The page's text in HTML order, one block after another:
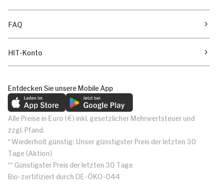
FAQ
HIT-Konto
Entdecken Sie unsere Mobile App
Alle Preise in Euro (€) inkl. gesetzlicher Mehrwertsteuer und
zzgl. Pfand.
* Wiederholt günstig: Unser günstigster Preis der letzten 30
Tage (Aktion)
** Günstigster Preis der letzten 30 Tage
Bio-zertifiziert durch DE-ÖKO-044